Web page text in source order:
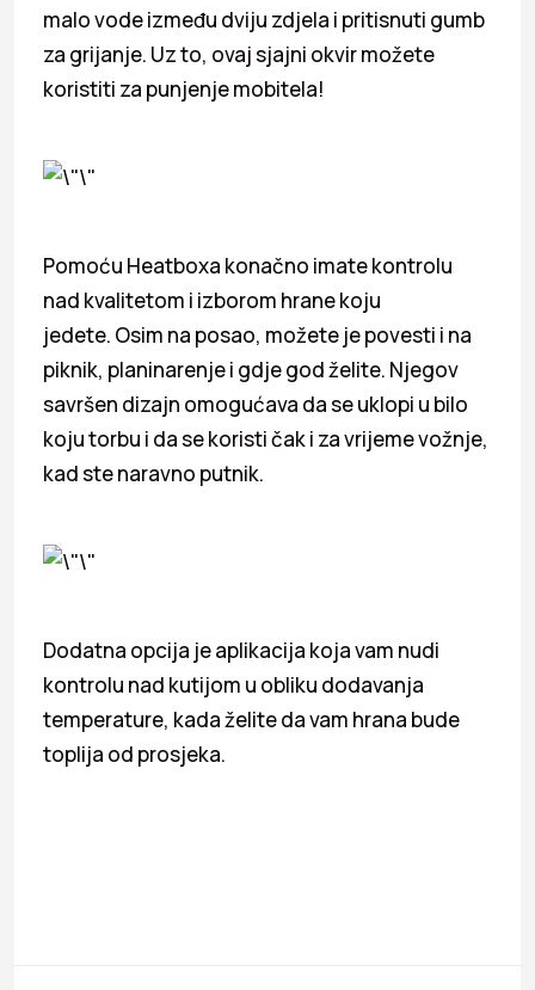
malo vode između dviju zdjela i pritisnuti gumb
za grijanje. Uz to, ovaj sjajni okvir možete
koristiti za punjenje mobitela!
Pomoću Heatboxa konačno imate kontrolu
nad kvalitetom i izborom hrane koju
jedete. Osim na posao, možete je povesti i na
piknik, planinarenje i gdje god želite. Njegov
savršen dizajn omogućava da se uklopi u bilo
koju torbu i da se koristi čak i za vrijeme vožnje,
kad ste naravno putnik.
Dodatna opcija je aplikacija koja vam nudi
kontrolu nad kutijom u obliku dodavanja
temperature, kada želite da vam hrana bude
toplija od prosjeka.